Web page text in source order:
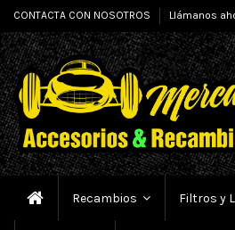
CONTACTA CON NOSOTROS Llámanos
Recambios Filtros y